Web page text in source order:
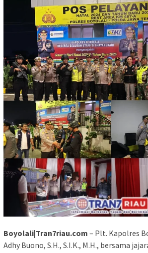
Boyolali|Tran7riau.com – Plt. Kapolres
Adhy Buono, S.H., S.I.K., M.H., bersama